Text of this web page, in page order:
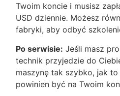
Twoim koncie i musisz
USD dziennie. Możesz
fabryki, aby odbyć
Po serwisie: Jeśli masz
technik przyjedzie do
maszynę tak szybko, jak
powinien być na Twoim